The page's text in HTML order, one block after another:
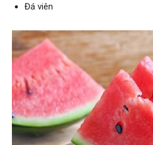
Đá viên